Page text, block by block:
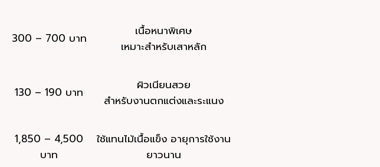
300 – 700 บาท
เนื้อหนาพิเศษ
เหมาะสำหรับเสาหลัก
130 – 190 บาท
ผิวเนียนสวย
สำหรับงานตกแต่งและระแนง
1,850 – 4,500
บาท
ใช้แทนไม้เนื้อแข็ง อายุการใช้งาน
ยาวนาน